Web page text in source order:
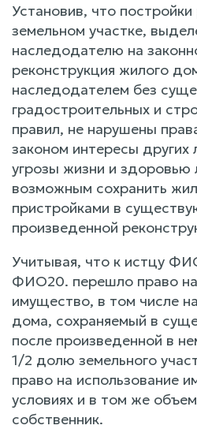
Установив, что
земельном участке,
наследодателю на
реконструкция жилого
наследодателем без
градостроительных и
правил, не нарушены
законом интересы других
угрозы жизни и здоровью
возможным сохранить
пристройками в
произведенной
Учитывая, что к истцу
ФИО20. перешло право
имущество, в том числе
дома, сохраняемый в
после произведенной в
1/2 долю земельного
право на использование
условиях и в том же
собственник.